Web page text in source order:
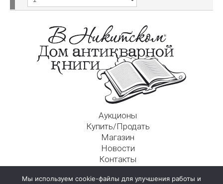
Аукционы
Купить/Продать
Магазин
Новости
Контакты
Мы используем cookie-файлы для улучшения работы и